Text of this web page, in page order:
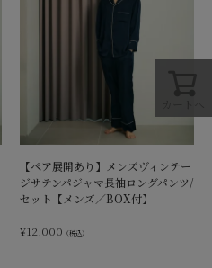
【ペア展開あり】メンズヴィンテー
ジサテンパジャマ長袖ロングパンツ/
セット【メンズ／BOX付】
¥12,000 （税込）